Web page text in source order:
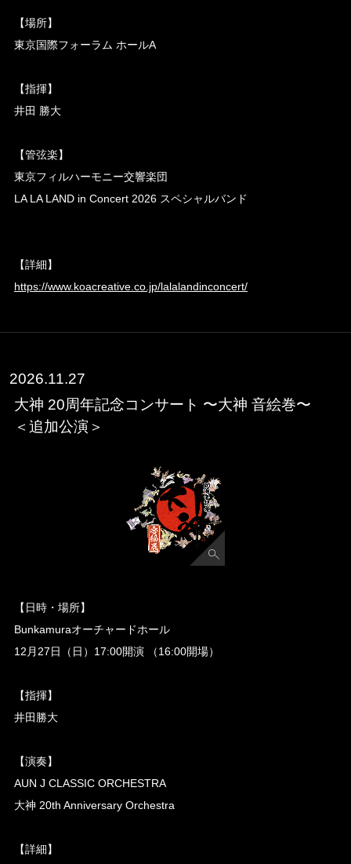
【場所】
東京国際フォーラム ホールA
【指揮】
井田 勝大
【管弦楽】
東京フィルハーモニー交響楽団
LA LA LAND in Concert 2026 スペシャルバンド
【詳細】
https://www.koacreative.co.jp/lalalandinconcert/
2026.11.27
大神 20周年記念コンサート 〜大神 音絵巻〜
＜追加公演＞
【日時・場所】
Bunkamuraオーチャードホール
12月27日（日）17:00開演 （16:00開場）
【指揮】
井田勝大
【演奏】
AUN J CLASSIC ORCHESTRA
大神 20th Anniversary Orchestra
【詳細】